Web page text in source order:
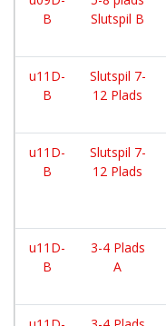
B
Slutspil B
u11D-
B
Slutspil 7-
12 Plads
u11D-
B
Slutspil 7-
12 Plads
u11D-
B
3-4 Plads
A